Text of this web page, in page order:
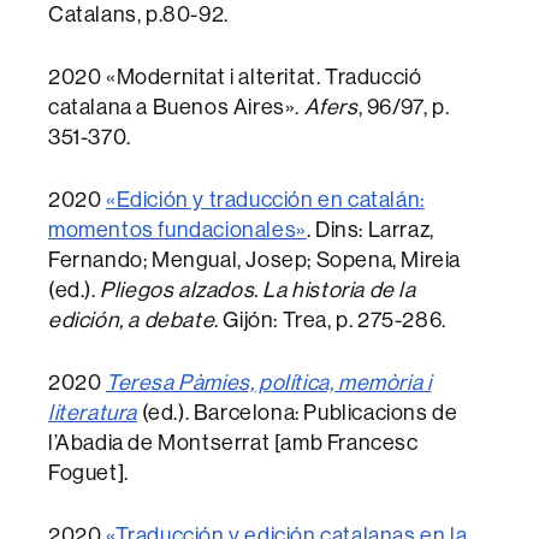
Catalans, p.80-92.
2020 «Modernitat i alteritat. Traducció
catalana a Buenos Aires». Afers, 96/97, p.
351-370.
2020 «Edición y traducción en catalán:
momentos fundacionales». Dins: Larraz,
Fernando; Mengual, Josep; Sopena, Mireia
(ed.). Pliegos alzados. La historia de la
edición, a debate. Gijón: Trea, p. 275-286.
2020 Teresa Pàmies, política, memòria i
literatura (ed.). Barcelona: Publicacions de
l’Abadia de Montserrat [amb Francesc
Foguet].